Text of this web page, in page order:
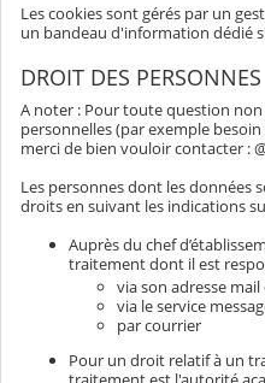
Les cookies sont gérés par un
un bandeau d'information dédié
DROIT DES PERSONNES
A noter : Pour toute question
personnelles (par exemple besoin
merci de bien vouloir contacter :
Les personnes dont les données
droits en suivant les indications
Auprès du chef
traitement dont il est
via son adresse mail
via le service
par courrier
Pour un droit relatif à un